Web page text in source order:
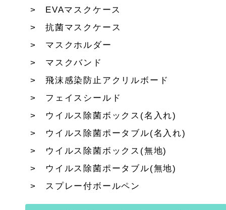
EVAマスクケース
抗菌マスクケース
マスクホルダー
マスクバンド
飛沫感染防止アクリルボード
フェイスシールド
ウイルス除菌ボックス(名入れ)
ウイルス除菌ポータブル(名入れ)
ウイルス除菌ボックス(無地)
ウイルス除菌ポータブル(無地)
スプレー付ボールペン